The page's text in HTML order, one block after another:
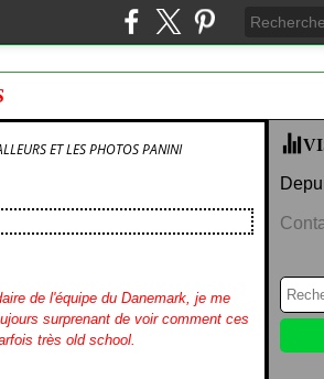
ET LES PHOTOS PANINI
de l'équipe du Danemark, je me
surprenant de voir comment ces
très old school.